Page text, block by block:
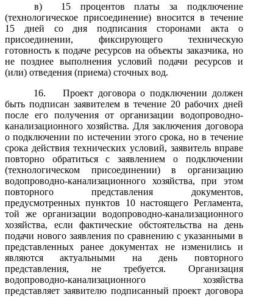
в) 15 процентов платы за подключение
(технологическое присоединение) вносится в течение
15 дней со дня подписания сторонами акта о
присоединении, фиксирующего техническую
готовность к подаче ресурсов на объекты заказчика, но
не позднее выполнения условий подачи ресурсов и
(или) отведения (приема) сточных вод.
16.
Проект договора о подключении должен
быть подписан заявителем в течение 20 рабочих дней
после его получения от организации водопроводно-
канализационного хозяйства. Для заключения договора
о подключении по истечении этого срока, но в течение
срока действия технических условий, заявитель вправе
повторно обратиться с заявлением о подключении
(технологическом присоединении) в организацию
водопроводно-канализационного хозяйства, при этом
повторного представления документов,
предусмотренных пунктов 10 настоящего Регламента,
той же организации водопроводно-канализационного
хозяйства, если фактические обстоятельства на день
подачи нового заявления по сравнению с указанными в
представленных ранее документах не изменились и
являются актуальными на день повторного
представления, не требуется. Организация
водопроводно-канализационного хозяйства
представляет заявителю подписанный проект договора